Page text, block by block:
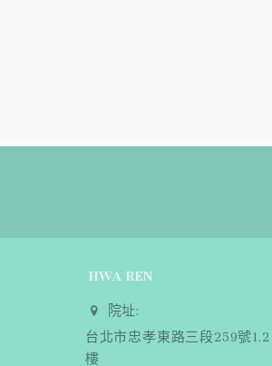
HWA REN
院址:
台北市忠孝東路三段259號1.2
樓